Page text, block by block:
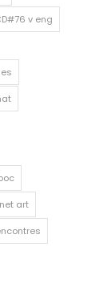
v eng
net art